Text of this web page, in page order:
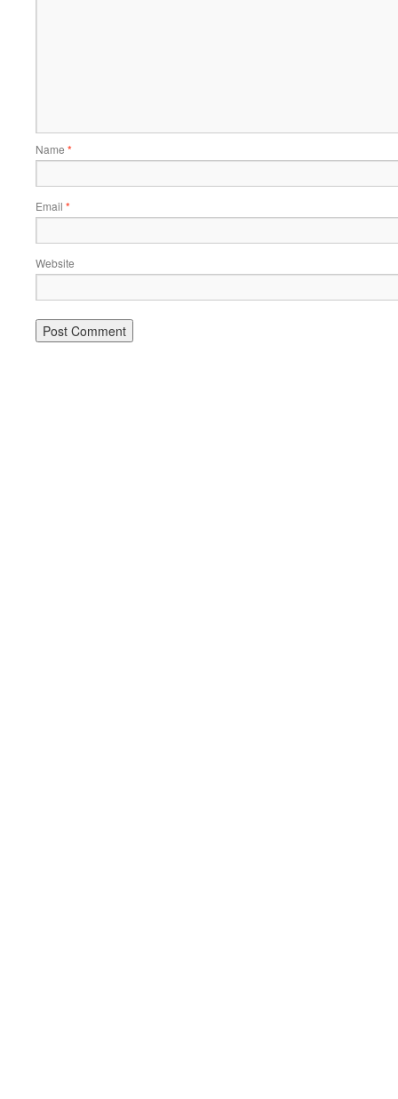
Name *
Email *
Website